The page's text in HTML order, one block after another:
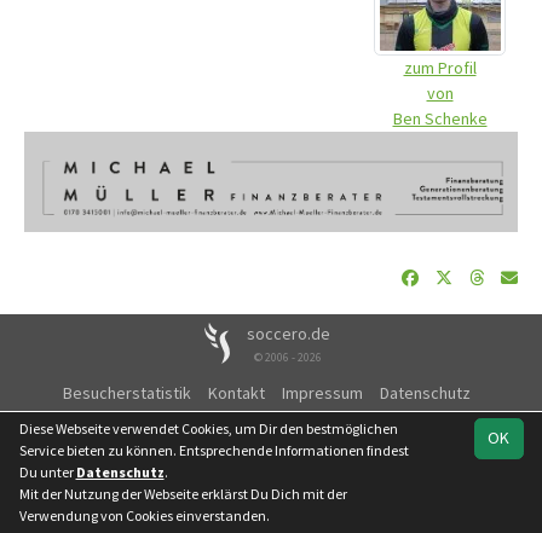
zum Profil
von
Ben Schenke
soccero.de
© 2006 - 2026
Besucherstatistik Kontakt Impressum
Datenschutz
Facebook
OK
Diese Webseite verwendet Cookies, um Dir den bestmöglichen
Service bieten zu können. Entsprechende Informationen findest
Du unter Datenschutz.
Mit der Nutzung der Webseite erklärst Du Dich mit der
Verwendung von Cookies einverstanden.